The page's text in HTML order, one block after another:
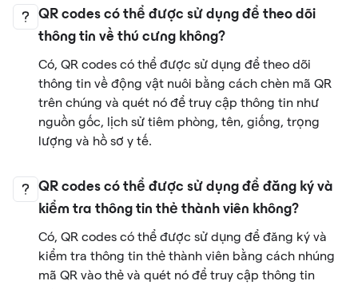
QR codes có thể được sử dụng để theo dõi
thông tin về thú cưng không?
Có, QR codes có thể được sử dụng để theo dõi
thông tin về động vật nuôi bằng cách chèn mã QR
trên chúng và quét nó để truy cập thông tin như
nguồn gốc, lịch sử tiêm phòng, tên, giống, trọng
lượng và hồ sơ y tế.
QR codes có thể được sử dụng để đăng ký và
kiểm tra thông tin thẻ thành viên không?
Có, QR codes có thể được sử dụng để đăng ký và
kiểm tra thông tin thẻ thành viên bằng cách nhúng
mã QR vào thẻ và quét nó để truy cập thông tin